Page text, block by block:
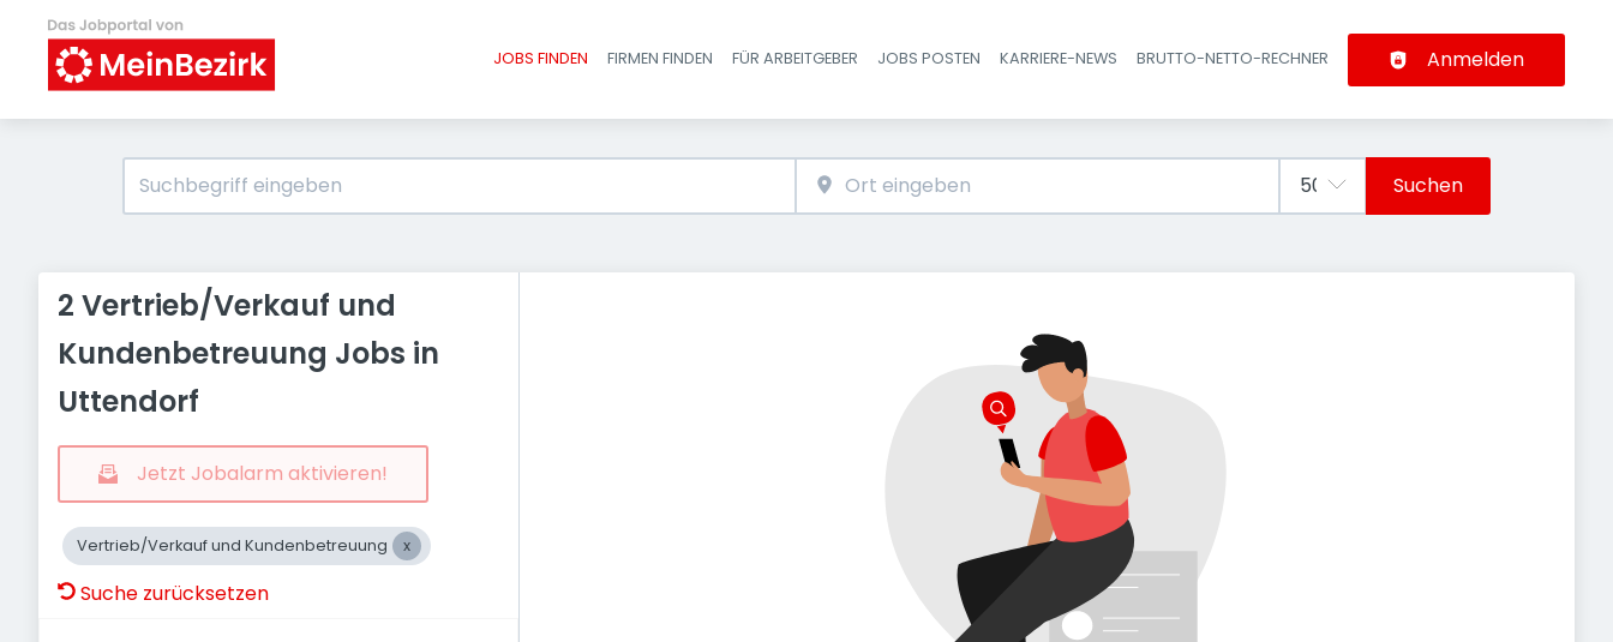
Haupt-Navigation
JOBS FINDEN FIRMEN FINDEN FÜR ARBEITGEBER JOBS POSTEN KARRIERE-NEWS BRUTTO-NETTO-RECHNER Anmelden
Suchen
2 Vertrieb/Verkauf und
Kundenbetreuung Jobs in
Uttendorf
Jetzt Jobalarm aktivieren!
Vertrieb/Verkauf und Kundenbetreuung
Suche zurücksetzen